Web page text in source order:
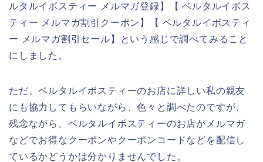
ルタルイボスティー メルマガ登録】【 ベルタルイボス
ティー メルマガ割引クーポン】【 ベルタルイボスティ
ー メルマガ割引セール】という感じで調べてみること
にしました。
ただ、ベルタルイボスティーのお店に詳しい私の親友
にも協力してもらいながら、色々と調べたのですが、
残念ながら、ベルタルイボスティーのお店がメルマガ
などでお得なクーポンやクーポンコードなどを配信し
ているかどうかは分かりませんでした。